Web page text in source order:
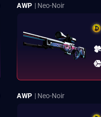
AWP | Neo-Noir
AWP | Neo-Noir